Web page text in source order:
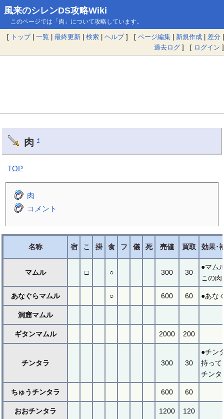
風来のシレンDS攻略Wiki
このページでは「肉」について攻略しています。
[ トップ| 一覧 | 最終更新 | 検索 | ヘルプ] [ ページ編集 | 新規作成 | 差分 |
過去ログ ] [ ログイン ]
肉 †
TOP
肉
コメント
名称 宿 こ 掛 食 フ 儀 死 売値 買取 効果･
マムル □ ○ 300 30
●マム
この
あなぐらマムル ○ 600 60 ●あな
洞窟マムル
ギタンマムル 2000 200
チンタラ 300 30
●チン
持って
チンタ
ちゅうチンタラ 600 60
おおチンタラ 1200 120